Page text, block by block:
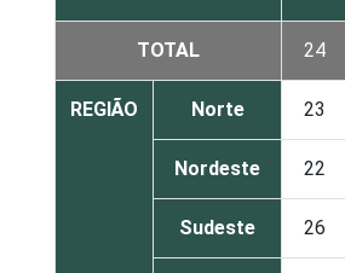
TOTAL 24
REGIÃO Norte 23
Nordeste 22
Sudeste 26